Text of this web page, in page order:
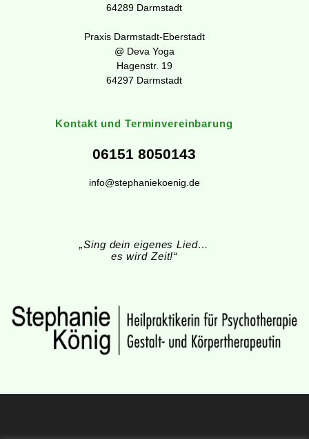
64289 Darmstadt
Praxis Darmstadt-Eberstadt
@ Deva Yoga
Hagenstr. 19
64297 Darmstadt
Kontakt und Terminvereinbarung
06151 8050143
info@stephaniekoenig.de
„Sing dein eigenes Lied…
es wird Zeit!“